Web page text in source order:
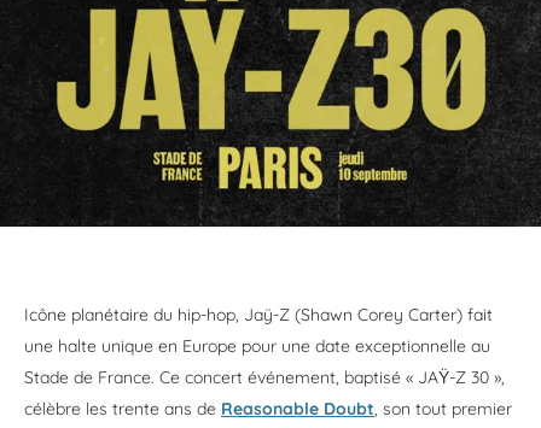
Icône planétaire du hip-hop, Jaÿ-Z (Shawn Corey Carter) fait
une halte unique en Europe pour une date exceptionnelle au
Stade de France. Ce concert événement, baptisé « JAŸ-Z 30 »,
célèbre les trente ans de Reasonable Doubt, son tout premier